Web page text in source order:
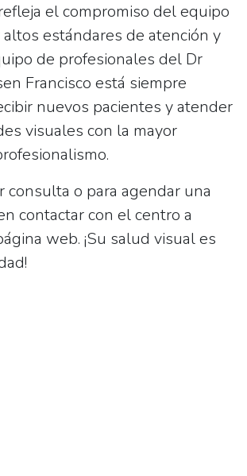
el compromiso del equipo
estándares de atención y
de profesionales del Dr
Francisco está siempre
nuevos pacientes y atender
visuales con la mayor
consulta o para agendar una
contactar con el centro a
web. ¡Su salud visual es